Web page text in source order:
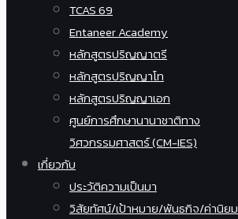
TCAS 69
Entaneer Academy
หลักสูตรปริญญาตรี
หลักสูตรปริญญาโท
หลักสูตรปริญญาเอก
ศูนย์การศึกษานานาชาติทาง
วิศวกรรมศาสตร์ (CM-IES)
เกี่ยวกับ
ประวัติความเป็นมา
วิสัยทัศน์/เป้าหมาย/พันธกิจ/ค่านิยม